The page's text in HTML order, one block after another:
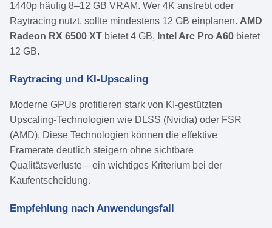
1440p häufig 8–12 GB VRAM. Wer 4K anstrebt oder
Raytracing nutzt, sollte mindestens 12 GB einplanen. AMD
Radeon RX 6500 XT bietet 4 GB, Intel Arc Pro A60 bietet
12 GB.
Raytracing und KI-Upscaling
Moderne GPUs profitieren stark von KI-gestützten
Upscaling-Technologien wie DLSS (Nvidia) oder FSR
(AMD). Diese Technologien können die effektive
Framerate deutlich steigern ohne sichtbare
Qualitätsverluste – ein wichtiges Kriterium bei der
Kaufentscheidung.
Empfehlung nach Anwendungsfall